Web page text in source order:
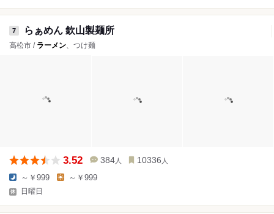
7 らぁめん 欽山製麺所
高松市 / ラーメン、つけ麺
3.52 384 人 10336 人
～￥999 ～￥999
日曜日